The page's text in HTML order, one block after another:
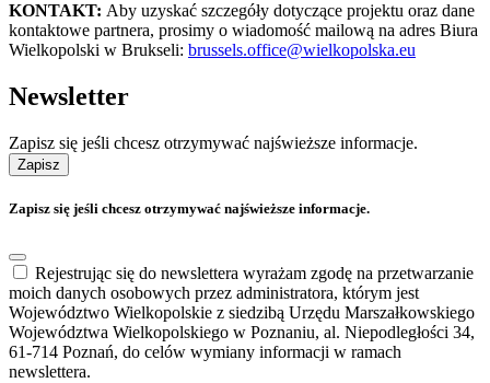
KONTAKT: Aby uzyskać szczegóły dotyczące projektu oraz dane
kontaktowe partnera, prosimy o wiadomość mailową na adres Biura
Wielkopolski w Brukseli: brussels.office@wielkopolska.eu
Newsletter
Zapisz się jeśli chcesz otrzymywać najświeższe informacje.
Zapisz
Zapisz się jeśli chcesz otrzymywać najświeższe informacje.
Rejestrując się do newslettera wyrażam zgodę na przetwarzanie
moich danych osobowych przez administratora, którym jest
Województwo Wielkopolskie z siedzibą Urzędu Marszałkowskiego
Województwa Wielkopolskiego w Poznaniu, al. Niepodległości 34,
61-714 Poznań, do celów wymiany informacji w ramach
newslettera.